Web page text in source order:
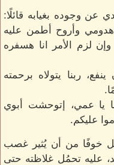
وجوده بغيابه قائلًا:
وأروح أطمن عليه
لزم الأمر انا هسفره
ربنا يتولاه برحمته
يا عمي، إتوحشت أبوي
عليكم.
خوفًا من أن يُثير غصب
عليه تحمُل غلاظته حتى